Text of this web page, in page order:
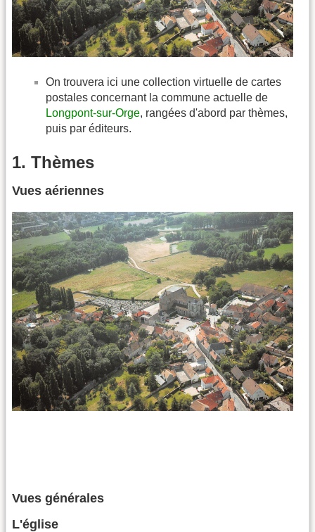
On trouvera ici une collection virtuelle de cartes
postales concernant la commune actuelle de
Longpont-sur-Orge, rangées d'abord par thèmes,
puis par éditeurs.
1. Thèmes
Vues aériennes
Vues générales
L'église